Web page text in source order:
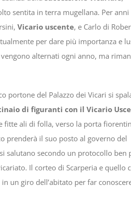
sentita in terra mugellana. Per anni
Vicario uscente, e Carlo di
per dare più importanza e
alternati ogni anno, ma
portone del Palazzo dei Vicari si
di figuranti con il Vicario
fitte ali di folla, verso la porta
prenderà il suo posto al governo del
salutano secondo un protocollo ben
Il corteo di Scarperia e quello
un giro dell’abitato per far